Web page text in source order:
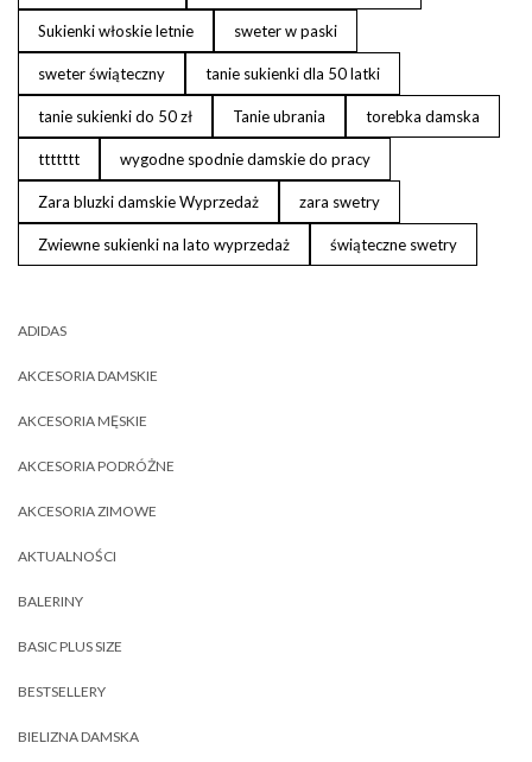
Sukienki włoskie letnie sweter w paski
sweter świąteczny tanie sukienki dla 50 latki
tanie sukienki do 50 zł Tanie ubrania torebka damska
ttttttt wygodne spodnie damskie do pracy
Zara bluzki damskie Wyprzedaż zara swetry
Zwiewne sukienki na lato wyprzedaż świąteczne swetry
ADIDAS
AKCESORIA DAMSKIE
AKCESORIA MĘSKIE
AKCESORIA PODRÓŻNE
AKCESORIA ZIMOWE
AKTUALNOŚCI
BALERINY
BASIC PLUS SIZE
BESTSELLERY
BIELIZNA DAMSKA